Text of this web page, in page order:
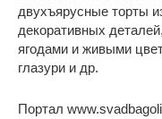
двухъярусные торты
декоративных
ягодами и живыми
глазури и др.
Портал